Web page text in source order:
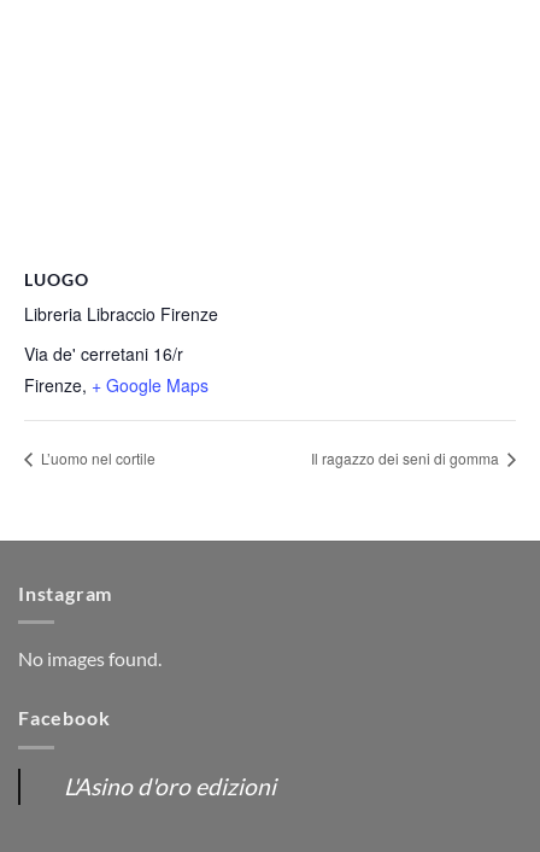
LUOGO
Libreria Libraccio Firenze
Via de' cerretani 16/r
Firenze, + Google Maps
L’uomo nel cortile Il ragazzo dei seni di gomma
Instagram
No images found.
Facebook
L'Asino d'oro edizioni